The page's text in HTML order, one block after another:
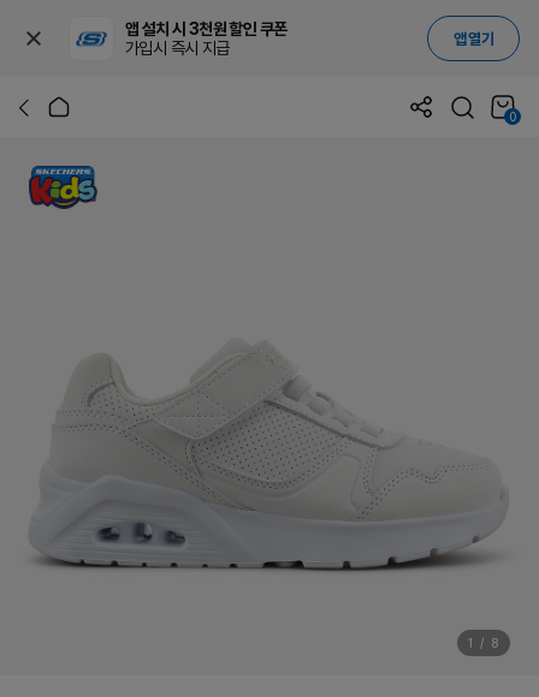
앱 설치 시 3천원 할인 쿠폰
가입시 즉시 지급
앱 열기
0
1 / 8